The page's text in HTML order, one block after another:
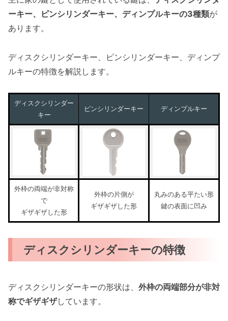
ーキー、ピンシリンダーキー、ディンプルキーの3種類が
あります。
ディスクシリンダーキー、ピンシリンダーキー、ディンプ
ルキーの特徴を解説します。
ディスクシリンダー
キー
ピンシリンダーキー ディンプルキー
外枠の両端が非対称
で
ギザギザした形
外枠の片側が
ギザギザした形
丸みのある平たい形
鍵の表面に凹み
ディスクシリンダーキーの特徴
ディスクシリンダーキーの形状は、 外枠の両端部分が非対
称でギザギザしています。